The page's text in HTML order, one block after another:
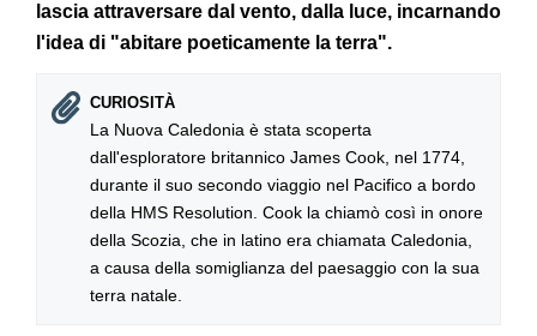
lascia attraversare dal vento, dalla luce, incarnando
l'idea di "abitare poeticamente la terra".
CURIOSITÀ
La Nuova Caledonia è stata scoperta
dall'esploratore britannico James Cook, nel 1774,
durante il suo secondo viaggio nel Pacifico a bordo
della HMS Resolution. Cook la chiamò così in onore
della Scozia, che in latino era chiamata Caledonia,
a causa della somiglianza del paesaggio con la sua
terra natale.